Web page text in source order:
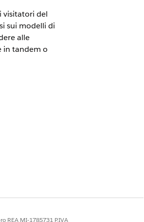
visitatori del
sui modelli di
alle
in tandem o
vendita.
ad alto
con un
REA MI-1785731 P.IVA